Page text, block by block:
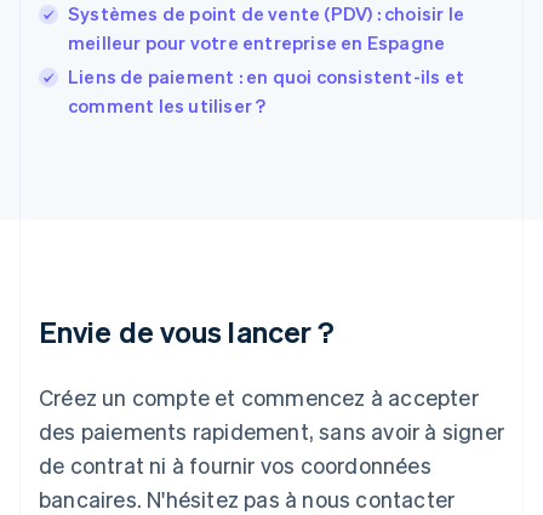
Systèmes de point de vente (PDV) : choisir le
meilleur pour votre entreprise en Espagne
Liens de paiement : en quoi consistent-ils et
comment les utiliser ?
Envie de vous lancer ?
Créez un compte et commencez à accepter
des paiements rapidement, sans avoir à signer
de contrat ni à fournir vos coordonnées
bancaires. N'hésitez pas à nous contacter
Français English
Gibraltar
English
Grèce
Japon
Lettonie
English
Liechtenstein
DeutschEnglish
Lituanie